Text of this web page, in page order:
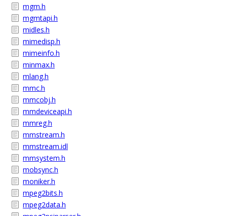
mgm.h
mgmtapi.h
midles.h
mimedisp.h
mimeinfo.h
minmax.h
mlang.h
mmc.h
mmcobj.h
mmdeviceapi.h
mmreg.h
mmstream.h
mmstream.idl
mmsystem.h
mobsync.h
moniker.h
mpeg2bits.h
mpeg2data.h